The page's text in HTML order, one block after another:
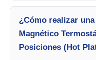
¿Cómo realizar
Magnético
Posiciones (Hot